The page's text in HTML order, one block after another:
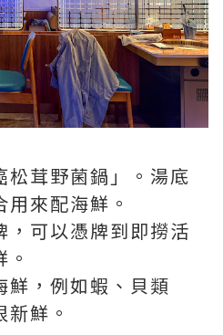
松茸野菌鍋」。湯底
來配海鮮。
，可以憑牌到即撈活
鮮，例如蝦、貝類
鮮。